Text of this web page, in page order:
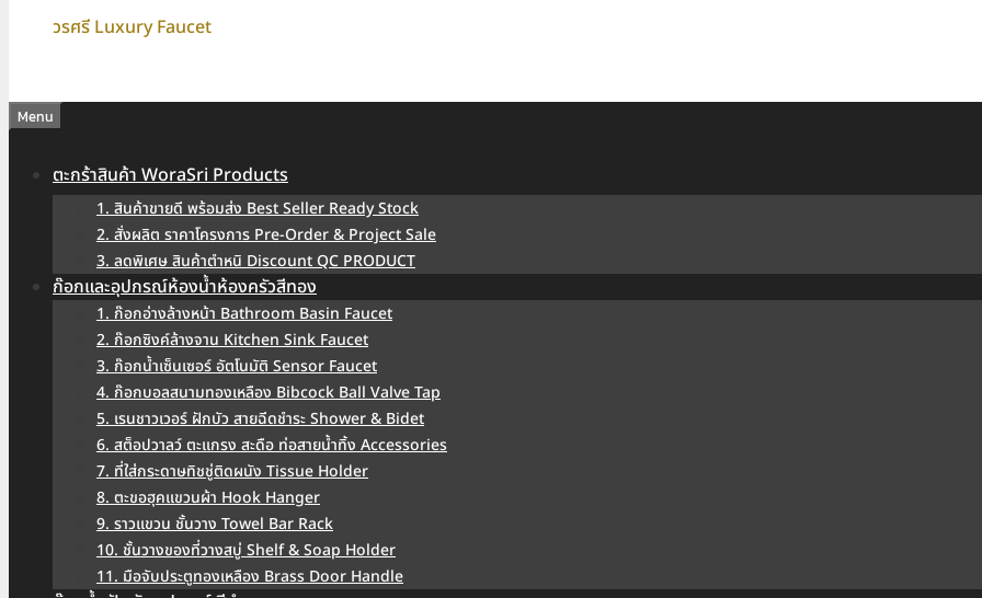
วรศรี Luxury Faucet
Menu
ตะกร้าสินค้า WoraSri Products
1. สินค้าขายดี พร้อมส่ง Best Seller Ready Stock
2. สั่งผลิต ราคาโครงการ Pre-Order & Project Sale
3. ลดพิเศษ สินค้าตำหนิ Discount QC PRODUCT
ก๊อกและอุปกรณ์ห้องน้ำห้องครัวสีทอง
1. ก๊อกอ่างล้างหน้า Bathroom Basin Faucet
2. ก๊อกซิงค์ล้างจาน Kitchen Sink Faucet
3. ก๊อกน้ำเซ็นเซอร์ อัตโนมัติ Sensor Faucet
4. ก๊อกบอลสนามทองเหลือง Bibcock Ball Valve Tap
5. เรนชาวเวอร์ ฝักบัว สายฉีดชำระ Shower & Bidet
6. สต็อปวาลว์ ตะแกรง สะดือ ท่อสายน้ำทิ้ง Accessories
7. ที่ใส่กระดาษทิชชู่ติดผนัง Tissue Holder
8. ตะขอฮุคแขวนผ้า Hook Hanger
9. ราวแขวน ชั้นวาง Towel Bar Rack
10. ชั้นวางของที่วางสบู่ Shelf & Soap Holder
11. มือจับประตูทองเหลือง Brass Door Handle